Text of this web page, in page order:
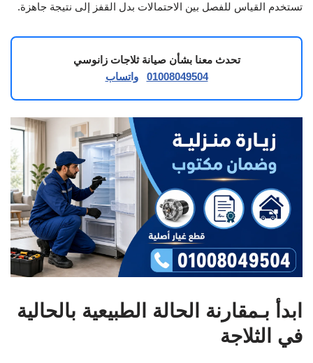
تستخدم القياس للفصل بين الاحتمالات بدل القفز إلى نتيجة جاهزة.
تحدث معنا بشأن صيانة ثلاجات زانوسي
01008049504
واتساب
ابدأ بـمقارنة الحالة الطبيعية بالحالية
في الثلاجة